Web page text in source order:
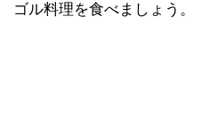
ゴル料理を食べましょう。